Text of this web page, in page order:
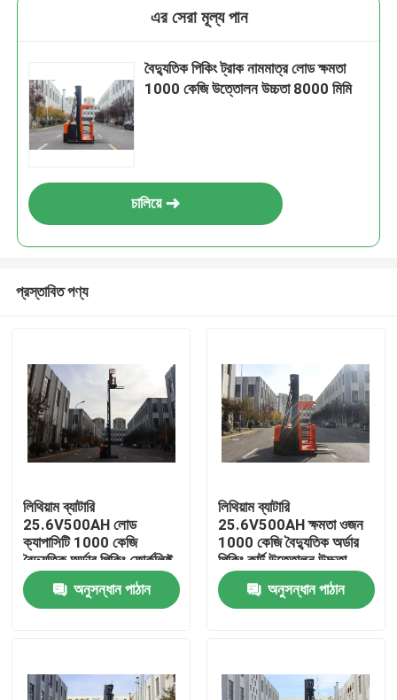
এর সেরা মূল্য পান
বৈদ্যুতিক পিকিং ট্রাক নামমাত্র লোড ক্ষমতা
1000 কেজি উত্তোলন উচ্চতা 8000 মিমি
চালিয়ে
প্রস্তাবিত পণ্য
লিথিয়াম ব্যাটারি
25.6V500AH লোড
ক্যাপাসিটি 1000 কেজি
বৈদ্যুতিক অর্ডার পিকিং ফোর্কলিফ্ট
ট্রাক উত্তোলন উচ্চতা 8000
মিমি কার্টিস ড্রাইভ সিস্টেম
অনুসন্ধান পাঠান
লিথিয়াম ব্যাটারি
25.6V500AH ক্ষমতা ওজন
1000 কেজি বৈদ্যুতিক অর্ডার
পিকিং কার্ট উত্তোলন উচ্চতা
8000 মিমি কার্টিস ড্রাইভ
সিস্টেম
অনুসন্ধান পাঠান